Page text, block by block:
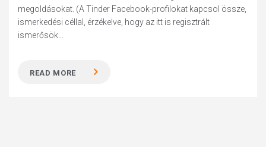
megoldásokat. (A Tinder Facebook-profilokat kapcsol össze,
ismerkedési céllal, érzékelve, hogy az itt is regisztrált
ismerősök...
READ MORE